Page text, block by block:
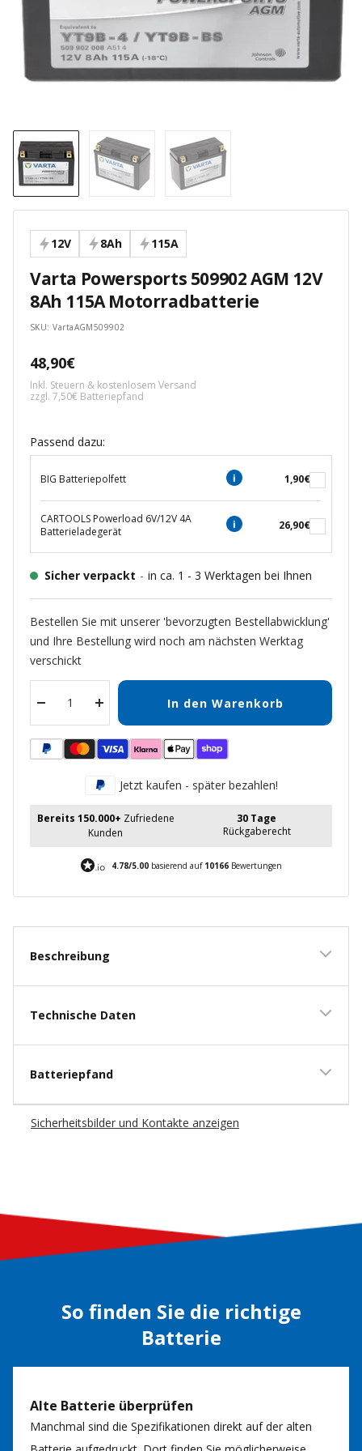
12V 8Ah 115A
Varta Powersports 509902 AGM 12V
8Ah 115A Motorradbatterie
SKU:VartaAGM509902
Angebotspreis
48,90€
Inkl. Steuern & kostenlosem Versand
zzgl. 7,50€ Batteriepfand
Passend dazu:
BIG Batteriepolfett 1,90€
CARTOOLS Powerload 6V/12V 4A
Batterieladegerät
26,90€
Sicher verpackt - in ca. 1 - 3 Werktagen bei Ihnen
Bestellen Sie mit unserer 'bevorzugten Bestellabwicklung'
und Ihre Bestellung wird noch am nächsten Werktag
verschickt
Menge
verringern
Menge
erhöhen
In den Warenkorb
Jetzt kaufen - später bezahlen!
Bereits 150.000+ Zufriedene
Kunden
30 Tage
Rückgaberecht
4.78/5.00basierend auf 10166Bewertungen
Beschreibung
Technische Daten
Batteriepfand
Sicherheitsbilder und Kontakte anzeigen
So finden Sie die richtige
Batterie
Alte Batterie überprüfen
Manchmal sind die Spezifikationen direkt auf der alten